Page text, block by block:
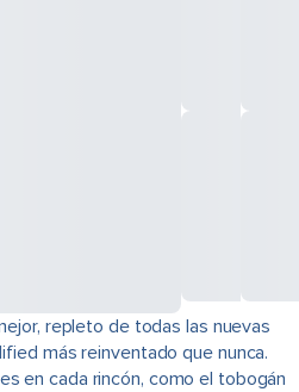
repleto de todas las nuevas
más reinventado que nunca.
en cada rincón, como el tobogán